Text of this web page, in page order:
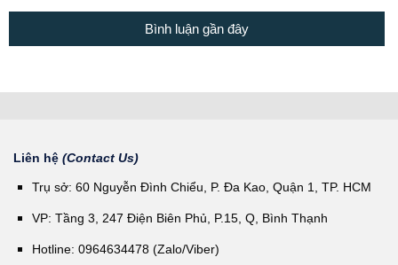
Bình luận gần đây
Liên hệ (Contact Us)
Trụ sở: 60 Nguyễn Đình Chiểu, P. Đa Kao, Quận 1, TP. HCM
VP: Tầng 3, 247 Điện Biên Phủ, P.15, Q, Bình Thạnh
Hotline: 0964634478 (Zalo/Viber)